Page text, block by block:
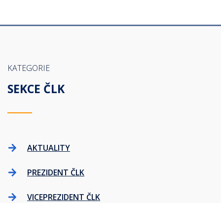
KATEGORIE
SEKCE ČLK
AKTUALITY
PREZIDENT ČLK
VICEPREZIDENT ČLK